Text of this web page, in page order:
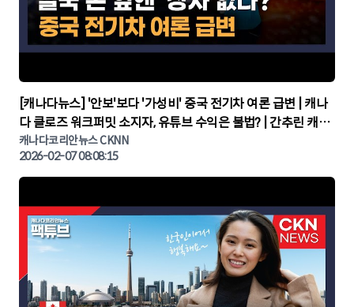
▶
[캐나다뉴스] '안보'보다 '가성비' 중국 전기차 여론 급변 | 캐나
다 클로즈 워크퍼밋 소지자, 유튜브 수익은 불법? | 간추린 캐나
다뉴스 | CKNNEWS, 캐나다코리안뉴스
캐나다코리안뉴스 CKNN
2026-02-07 08:08:15